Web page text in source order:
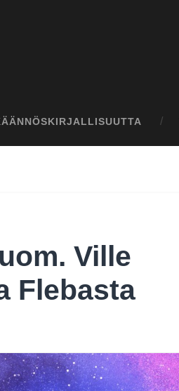
Ville
Flebasta